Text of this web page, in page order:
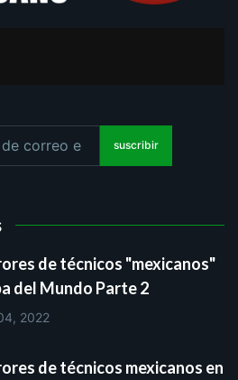
suscribir
de técnicos "mexicanos"
del Mundo Parte 2
2022
de técnicos mexicanos en